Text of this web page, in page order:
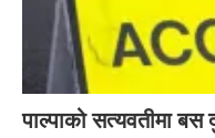
पाल्पाको सत्यवतीमा